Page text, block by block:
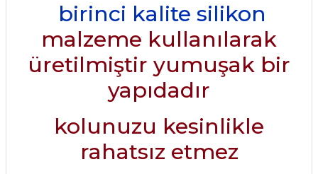
birinci kalite silikon
malzeme kullanılarak
üretilmiştir yumuşak bir
yapıdadır
kolunuzu kesinlikle
rahatsız etmez